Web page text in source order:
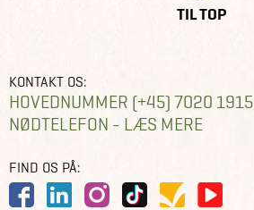
TIL TOP
KONTAKT OS:
HOVEDNUMMER (+45) 7020 1915
NØDTELEFON - LÆS MERE
FIND OS PÅ: